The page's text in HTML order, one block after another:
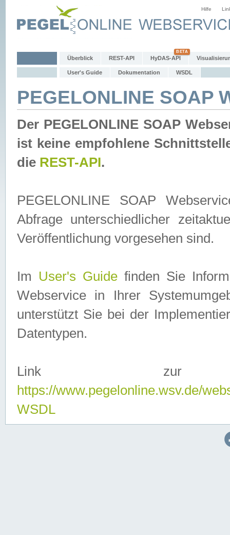
Hilfe
Überblick REST-API HyDAS-API
User's Guide Dokumentation WSDL
PEGELONLINE SOAP
Der PEGELONLINE SOAP
ist keine empfohlene
die REST-API.
PEGELONLINE SOAP
Abfrage unterschiedlicher
Veröffentlichung vorgesehen sind.
Im User's Guidefinden Sie
Webservice in Ihrer
unterstützt Sie bei der
Datentypen.
Link zur
https://www.pegelonline.wsv.de/
WSDL